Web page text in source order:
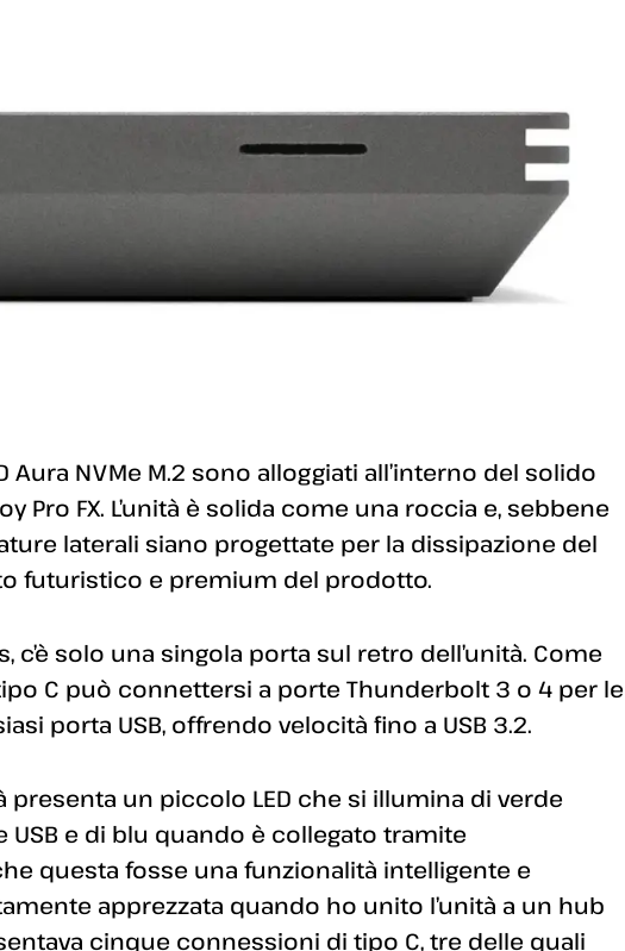
Aura NVMe M.2 sono alloggiati all’interno del solido
Pro FX. L’unità è solida come una roccia e, sebbene
laterali siano progettate per la dissipazione del
futuristico e premium del prodotto.
c’è solo una singola porta sul retro dell’unità. Come
C può connettersi a porte Thunderbolt 3 o 4 per le
porta USB, offrendo velocità fino a USB 3.2.
presenta un piccolo LED che si illumina di verde
e di blu quando è collegato tramite
questa fosse una funzionalità intelligente e
apprezzata quando ho unito l’unità a un hub
cinque connessioni di tipo C, tre delle quali